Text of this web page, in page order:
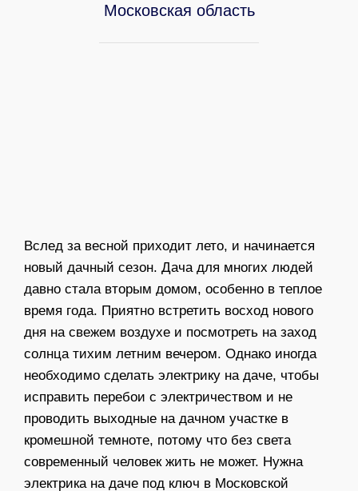
Московская область
Вслед за весной приходит лето, и начинается
новый дачный сезон. Дача для многих людей
давно стала вторым домом, особенно в теплое
время года. Приятно встретить восход нового
дня на свежем воздухе и посмотреть на заход
солнца тихим летним вечером. Однако иногда
необходимо сделать электрику на даче, чтобы
исправить перебои с электричеством и не
проводить выходные на дачном участке в
кромешной темноте, потому что без света
современный человек жить не может. Нужна
электрика на даче под ключ в Московской